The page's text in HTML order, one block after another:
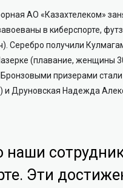
АО «Казахтелеком»
в киберспорте,
Серебро получили
(плавание, женщины
призерами
и Друновская Надежда
Эти